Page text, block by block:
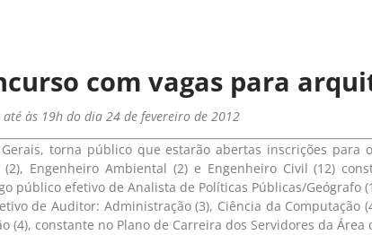
com vagas para
às 19h do dia 24 de fevereiro de 2012
torna público que estarão abertas inscrições para
Engenheiro Ambiental (2) e Engenheiro Civil (12)
público efetivo de Analista de Políticas Públicas/Geógrafo
de Auditor: Administração (3), Ciência da Computação
(4), constante no Plano de Carreira dos Servidores da